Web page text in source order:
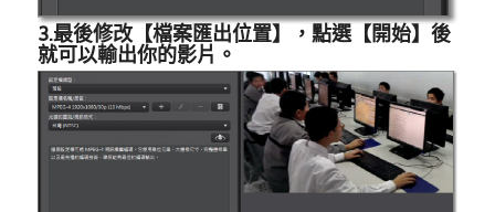
3.最後修改【檔案匯出位置】，點選【開始】後
就可以輸出你的影片。